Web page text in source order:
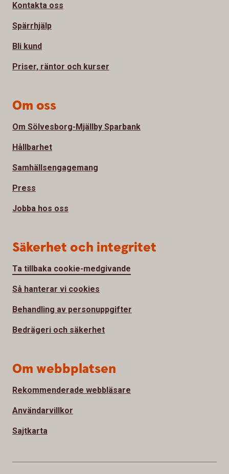
Kontakta oss
Spärrhjälp
Bli kund
Priser, räntor och kurser
Om oss
Om Sölvesborg-Mjällby Sparbank
Hållbarhet
Samhällsengagemang
Press
Jobba hos oss
Säkerhet och integritet
Ta tillbaka cookie-medgivande
Så hanterar vi cookies
Behandling av personuppgifter
Bedrägeri och säkerhet
Om webbplatsen
Rekommenderade webbläsare
Användarvillkor
Sajtkarta